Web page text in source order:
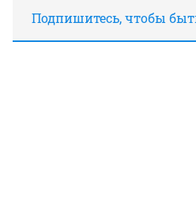
Подпишитесь, чтобы